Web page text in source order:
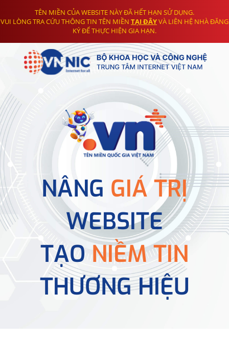
TÊN MIỀN CỦA WEBSITE NÀY ĐÃ HẾT HẠN SỬ DỤNG.
VUI LÒNG TRA CỨU THÔNG TIN TÊN MIỀN TẠI ĐÂYVÀ LIÊN HỆ NHÀ ĐĂNG
KÝ ĐỂ THỰC HIỆN GIA HẠN.
NÂNG GIÁ TRỊ
WEBSITE
TẠONIỀM TIN
THƯƠNG HIỆU